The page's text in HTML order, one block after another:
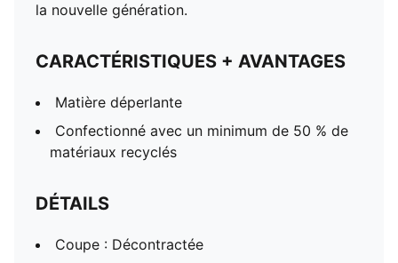
la nouvelle génération.
CARACTÉRISTIQUES + AVANTAGES
Matière déperlante
Confectionné avec un minimum de 50 % de
matériaux recyclés
DÉTAILS
Coupe : Décontractée